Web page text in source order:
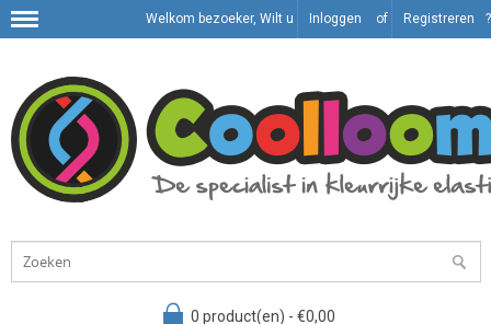
Welkom bezoeker, Wilt u Inloggen of Registreren ?
0 product(en) - €0,00